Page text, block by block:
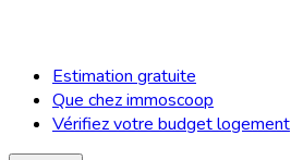
Estimation gratuite
Que chez immoscoop
Vérifiez votre budget logement